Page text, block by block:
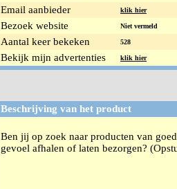
Email aanbieder klik hier
Bezoek website Niet vermeld
Aantal keer bekeken 528
Bekijk mijn advertenties klik hier
Beschrijving van het product
Ben jij op zoek naar producten van
gevoel afhalen of laten bezorgen?